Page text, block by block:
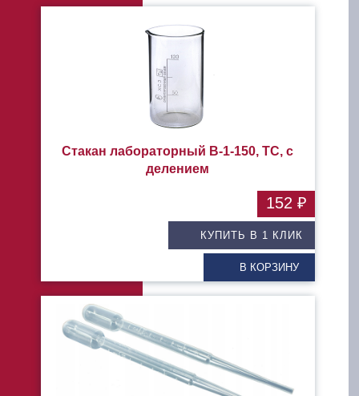
Стакан лабораторный В-1-150, ТС, с
делением
КУПИТЬ В 1 КЛИК
В КОРЗИНУ
152 ₽